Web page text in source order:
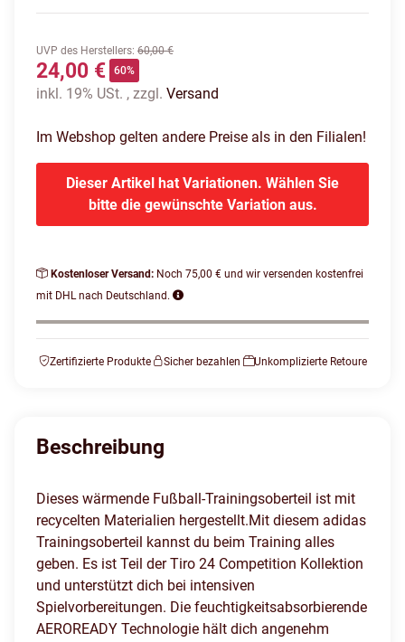
UVP des Herstellers: 60,00 €
24,00 € 60%
inkl. 19% USt. , zzgl. Versand
Im Webshop gelten andere Preise als in den Filialen!
Dieser Artikel hat Variationen. Wählen Sie
bitte die gewünschte Variation aus.
Kostenloser Versand: Noch 75,00 € und wir versenden kostenfrei
mit DHL nach Deutschland.
Zertifizierte Produkte Sicher bezahlen Unkomplizierte Retoure
Beschreibung
Dieses wärmende Fußball-Trainingsoberteil ist mit
recycelten Materialien hergestellt.Mit diesem adidas
Trainingsoberteil kannst du beim Training alles
geben. Es ist Teil der Tiro 24 Competition Kollektion
und unterstützt dich bei intensiven
Spielvorbereitungen. Die feuchtigkeitsabsorbierende
AEROREADY Technologie hält dich angenehm